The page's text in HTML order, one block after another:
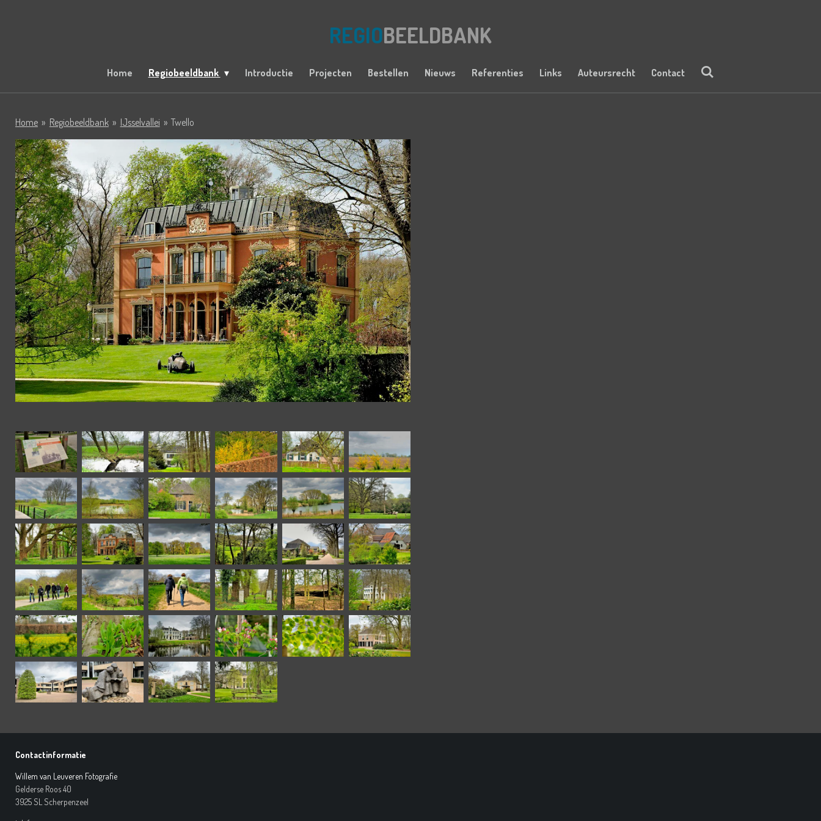
REGIOBEELDBANK
Home Regiobeeldbank Introductie Projecten Bestellen Nieuws Referenties Links Auteursrecht Contact
Home » Regiobeeldbank » IJsselvallei » Twello
Contactinformatie
Willem van Leuveren Fotografie
Gelderse Roos 40
3925 SL Scherpenzeel